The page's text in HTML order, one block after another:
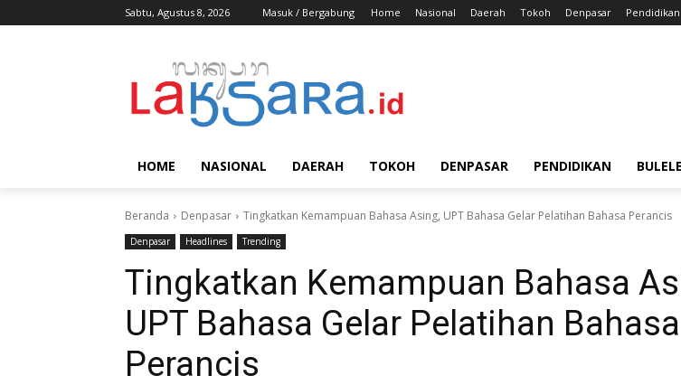
Sabtu, Agustus 8, 2026 Masuk / Bergabung Home Nasional Daerah Tokoh Denpasar Pendidikan
HOME NASIONAL DAERAH TOKOH DENPASAR PENDIDIKAN
Beranda Denpasar Tingkatkan Kemampuan Bahasa Asing, UPT Bahasa Gelar Pelatihan Bahasa Perancis
Denpasar Headlines Trending
Tingkatkan Kemampuan Bahasa
UPT Bahasa Gelar Pelatihan Bahasa
Perancis